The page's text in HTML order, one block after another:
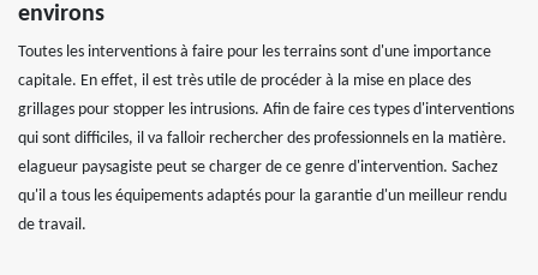
environs
Toutes les interventions à faire pour les terrains sont d'une importance
capitale. En effet, il est très utile de procéder à la mise en place des
grillages pour stopper les intrusions. Afin de faire ces types d'interventions
qui sont difficiles, il va falloir rechercher des professionnels en la matière.
elagueur paysagiste peut se charger de ce genre d'intervention. Sachez
qu'il a tous les équipements adaptés pour la garantie d'un meilleur rendu
de travail.